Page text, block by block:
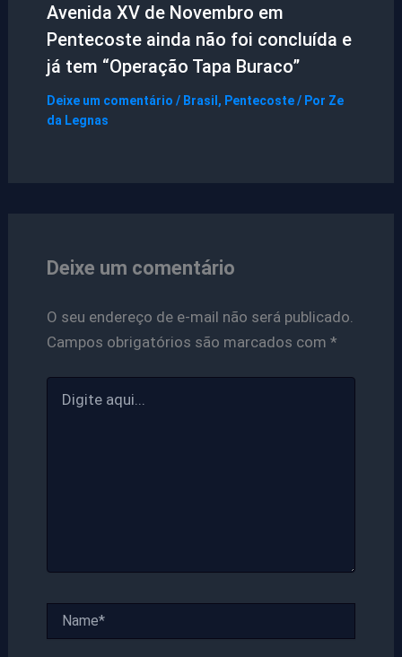
Avenida XV de Novembro em
Pentecoste ainda não foi concluída e
já tem “Operação Tapa Buraco”
Deixe um comentário / Brasil , Pentecoste/ Por Ze
da Legnas
Deixe um comentário
O seu endereço de e-mail não será publicado.
Campos obrigatórios são marcados com *
aqui...